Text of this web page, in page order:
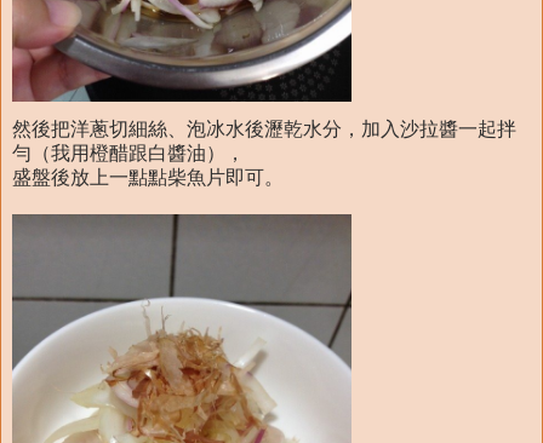
然後把洋蔥切細絲、泡冰水後瀝乾水分，加入沙拉醬一起拌
勻（我用橙醋跟白醬油），
盛盤後放上一點點柴魚片即可。